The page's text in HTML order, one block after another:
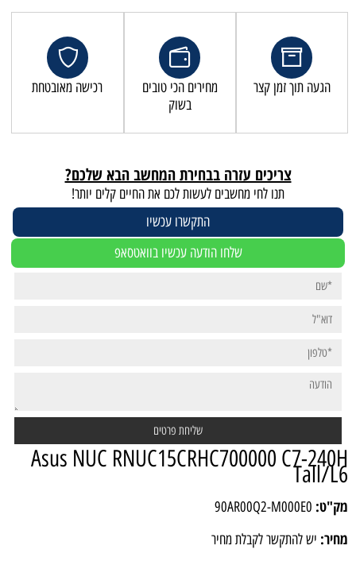
הגעה תוך זמן קצר
מחירים הכי טובים
בשוק
רכישה מאובטחת
צריכים עזרה בבחירת המחשב הבא שלכם?
תנו לחי מחשבים לעשות לכם את החיים קלים יותר!
התקשרו עכשיו
שלחו הודעה עכשיו בוואטסאפ
Asus NUC RNUC15CRHC700000 C7-240H
Tall/L6
מק"ט: 90AR00Q2-M000E0
מחיר: יש להתקשר לקבלת מחיר